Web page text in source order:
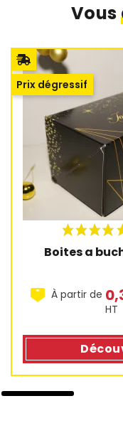
Vous
Boites a
À partir de
HT
Prix dégressif